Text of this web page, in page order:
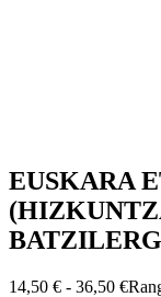
EUSKARA
14,50 € - 36,50 €